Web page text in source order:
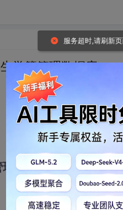
学籍管理数据库
数据库
服务超时,请刷新